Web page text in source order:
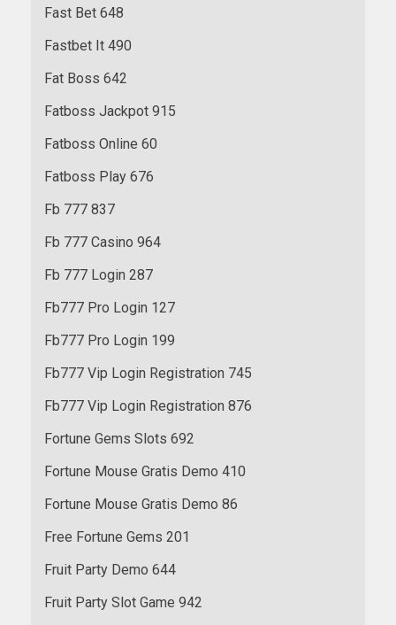
Fast Bet 648
Fastbet It 490
Fat Boss 642
Fatboss Jackpot 915
Fatboss Online 60
Fatboss Play 676
Fb 777 837
Fb 777 Casino 964
Fb 777 Login 287
Fb777 Pro Login 127
Fb777 Pro Login 199
Fb777 Vip Login Registration 745
Fb777 Vip Login Registration 876
Fortune Gems Slots 692
Fortune Mouse Gratis Demo 410
Fortune Mouse Gratis Demo 86
Free Fortune Gems 201
Fruit Party Demo 644
Fruit Party Slot Game 942